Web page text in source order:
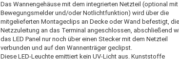
Das Wannengehäuse mit dem integrierten Netzteil (optional mit
Bewegungsmelder und/oder Notlichtfunktion) wird über die
mitgelieferten Montageclips an Decke oder Wand befestigt, die
Netzzuleitung an das Terminal angeschlossen, abschließend
das LED Panel nur noch über einen Stecker mit dem Netzteil
verbunden und auf den Wannenträger geclipst.
Diese LED-Leuchte emittiert kein UV-Licht aus. Kunststoffe